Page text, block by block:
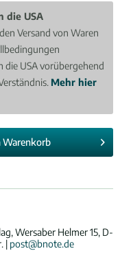
die USA
Versand von Waren
die USA vorübergehend
Mehr hier
Warenkorb
Wersaber Helmer 15, D-
| post@bnote.de